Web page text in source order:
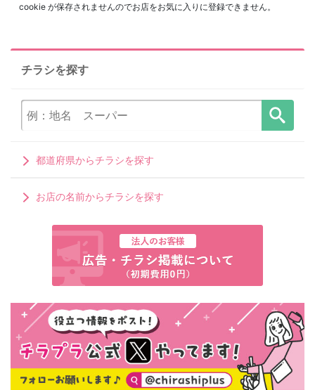
cookie が保存されませんのでお店をお気に入りに登録できません。
チラシを探す
都道府県からチラシを探す
お店の名前からチラシを探す